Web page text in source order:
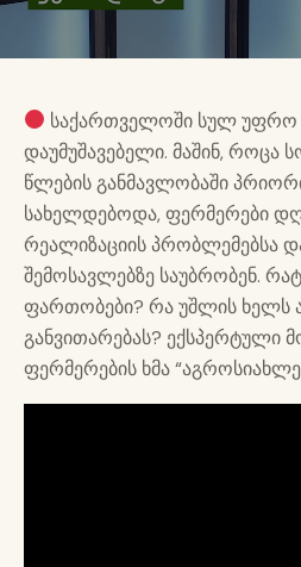
საქართველოში სულ უფრო
დაუმუშავებელი. მაშინ, როცა
წლების განმავლობაში
სახელდებოდა, ფერმერები
რეალიზაციის პრობლემებსა
შემოსავლებზე საუბრობენ.
ფართობები? რა უშლის ხელს
განვითარებას? ექსპერტული
ფერმერების ხმა